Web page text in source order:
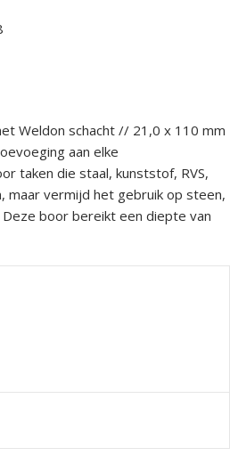
Weldon schacht // 21,0 x 110 mm
aan elke
taken die staal, kunststof, RVS,
maar vermijd het gebruik op steen,
boor bereikt een diepte van